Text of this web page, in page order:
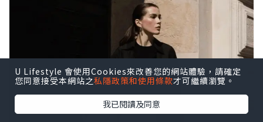
U Lifestyle 會使用Cookies來改善您的網站體驗，請確定
您同意接受本網站之私隱政策和使用條款才可繼續瀏覽。
我已閱讀及同意